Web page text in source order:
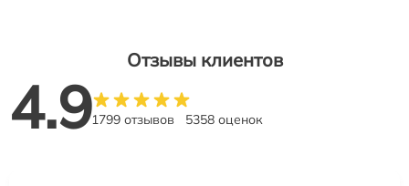
Отзывы клиентов
4.91799 отзывов 5358 оценок